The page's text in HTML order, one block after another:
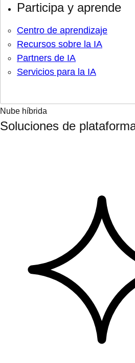
Participa y aprende
Centro de aprendizaje
Recursos sobre la IA
Partners de IA
Servicios para la IA
Nube híbrida
Soluciones de